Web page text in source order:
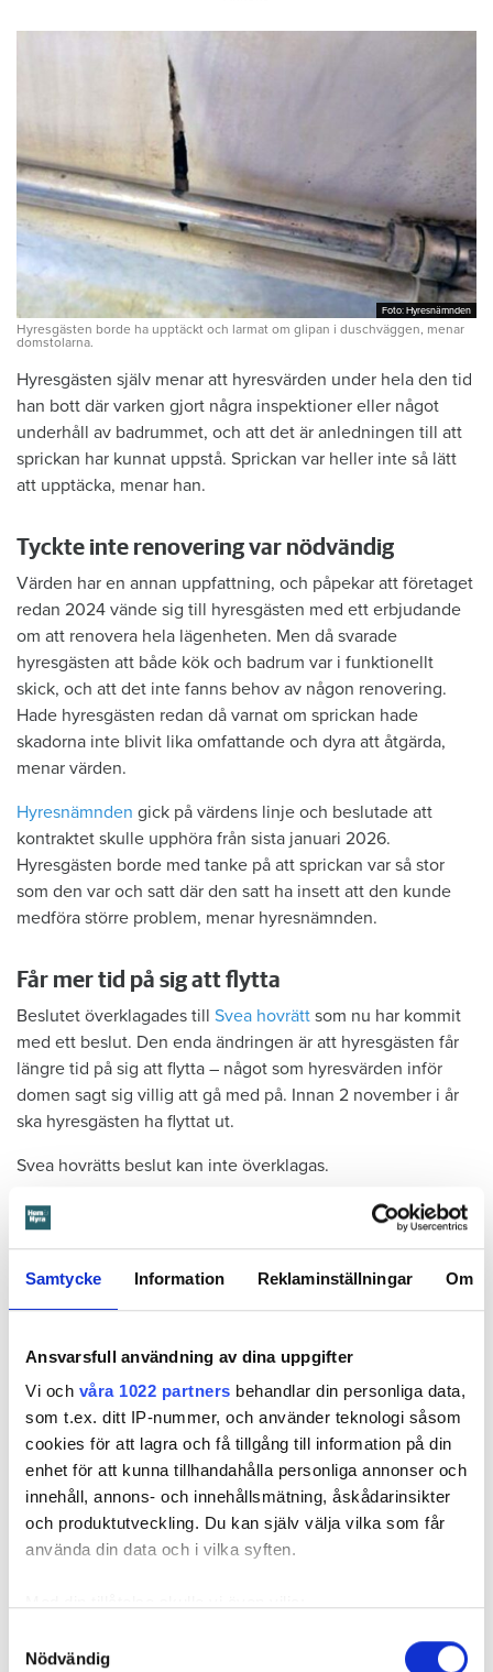
Samtycke Information Reklaminställningar Om
Ansvarsfull användning av dina uppgifter
Vi och våra 1022 partners behandlar din personliga data,
som t.ex. ditt IP-nummer, och använder teknologi såsom
cookies för att lagra och få tillgång till information på din
enhet för att kunna tillhandahålla personliga annonser och
innehåll, annons- och innehållsmätning, åskådarinsikter
och produktutveckling. Du kan själv välja vilka som får
använda din data och i vilka syften.
som kan ha en noggrannhet på upp till flera meter
Nödvändig
Foto: Hyresnämnden
Foto: Hyresnämnden
Hyresgästen borde ha upptäckt och larmat om glipan i duschväggen, menar
domstolarna.
Hyresgästen själv menar att hyresvärden under hela den tid
han bott där varken gjort några inspektioner eller något
underhåll av badrummet, och att det är anledningen till att
sprickan har kunnat uppstå. Sprickan var heller inte så lätt
att upptäcka, menar han.
Tyckte inte renovering var nödvändig
Värden har en annan uppfattning, och påpekar att företaget
redan 2024 vände sig till hyresgästen med ett erbjudande
om att renovera hela lägenheten. Men då svarade
hyresgästen att både kök och badrum var i funktionellt
skick, och att det inte fanns behov av någon renovering.
Hade hyresgästen redan då varnat om sprickan hade
skadorna inte blivit lika omfattande och dyra att åtgärda,
menar värden.
Hyresnämnden gick på värdens linje och beslutade att
kontraktet skulle upphöra från sista januari 2026.
Hyresgästen borde med tanke på att sprickan var så stor
som den var och satt där den satt ha insett att den kunde
medföra större problem, menar hyresnämnden.
Får mer tid på sig att flytta
Beslutet överklagades till Svea hovrätt som nu har kommit
med ett beslut. Den enda ändringen är att hyresgästen får
längre tid på sig att flytta – något som hyresvärden inför
domen sagt sig villig att gå med på. Innan 2 november i år
ska hyresgästen ha flyttat ut.
Svea hovrätts beslut kan inte överklagas.
En hyresgäst är skyldig att väl vårda lägenheten under
hyrestiden och hålla den ren. Den ska vara i gott skick
och hyresgästen är skyldig att ”bevara sundhet och
ordning inom fastigheten”. Det kallas vårdplikt.
Vårdplikten kan förenklat sammanfattas så att
hyresgästen har en skyldighet att vid användningen av
lägenheten handla på ett sådant sätt att det inte
underrätta hyresvärden om skador som måste åtgärdas